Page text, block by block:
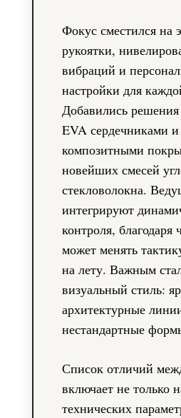
Фокус сместился на
рукоятки,
вибраций и
настройки для
Добавились
EVA сердечниками и
композитными
новейших смесей
стекловолокна.
интегрируют
контроля, благодаря
может менять
на лету. Важным
визуальный стиль:
архитектурные
нестандартные
Список отличий
включает не только
технических